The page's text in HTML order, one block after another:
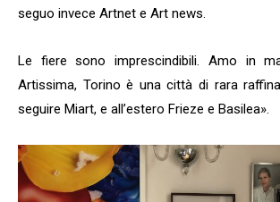
seguo invece Artnet e Art news.
Le fiere sono imprescindibili. Amo in
Artissima, Torino è una città di rara
seguire Miart, e all’estero Frieze e Basilea».